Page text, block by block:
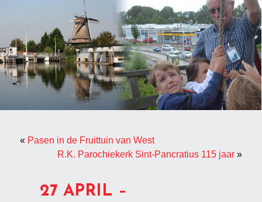
« Pasen in de Fruittuin van West
R.K. Parochiekerk Sint-Pancratius 115 jaar»
27 APRIL –